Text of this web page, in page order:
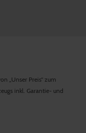
„Unser Preis“ zum
inkl. Garantie- und